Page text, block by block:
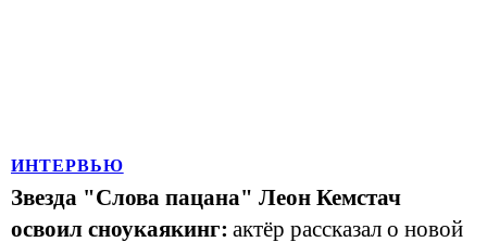
ИНТЕРВЬЮ
Звезда "Слова пацана" Леон Кемстач
освоил сноукаякинг: актёр рассказал о новой